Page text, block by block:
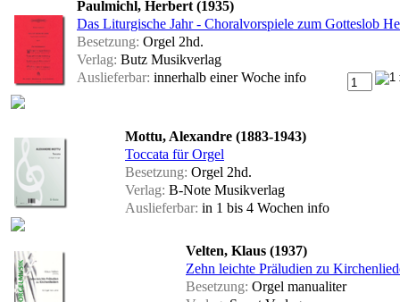
Paulmichl, Herbert (1935)
Das Liturgische Jahr - Choralvorspiele zum Gotteslob
Besetzung: Orgel 2hd.
Verlag: Butz Musikverlag
Auslieferbar: innerhalb einer Woche info
Mottu, Alexandre (1883-1943)
Toccata für Orgel
Besetzung: Orgel 2hd.
Verlag: B-Note Musikverlag
Auslieferbar: in 1 bis 4 Wochen info
Velten, Klaus (1937)
Zehn leichte Präludien zu
Besetzung: Orgel manualiter